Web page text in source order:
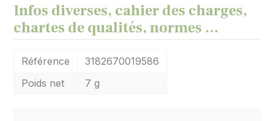
Infos diverses, cahier des charges,
chartes de qualités, normes …
Référence
3182670019586
Poids net
7 g